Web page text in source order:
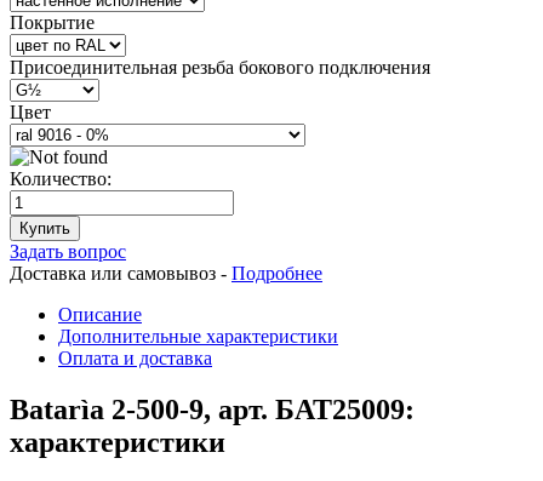
Покрытие
Присоединительная резьба бокового подключения
Цвет
Количество:
Купить
Задать вопрос
Доставка или самовывоз - Подробнее
Описание
Дополнительные характеристики
Оплата и доставка
Batarìa 2-500-9, арт. БАТ25009:
характеристики